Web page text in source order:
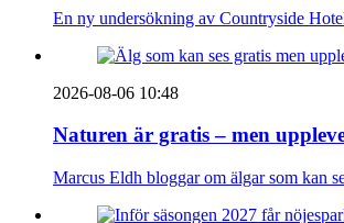
En ny undersökning av Countryside
2026-08-06 10:48
Naturen är gratis – men
Marcus Eldh bloggar om älgar som kan